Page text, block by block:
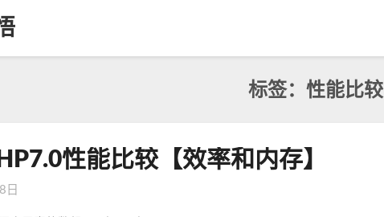
标签：性能比较
性能比较【效率和内存】
日